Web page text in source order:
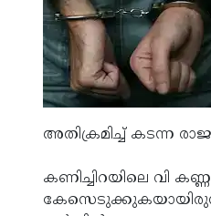
അതിക്രമിച്ച് കടന്ന
കണിച്ചിറയിലെ വി